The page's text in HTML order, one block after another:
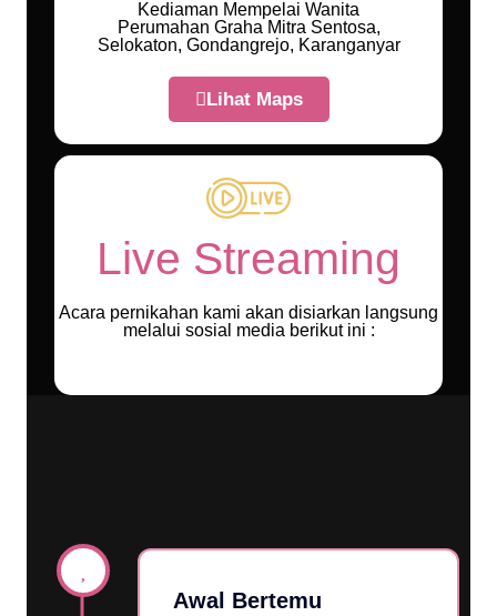
Kediaman Mempelai Wanita
Perumahan Graha Mitra Sentosa,
Selokaton, Gondangrejo, Karanganyar
Lihat Maps
Live Streaming
Acara pernikahan kami akan disiarkan langsung
melalui sosial media berikut ini :
Awal Bertemu